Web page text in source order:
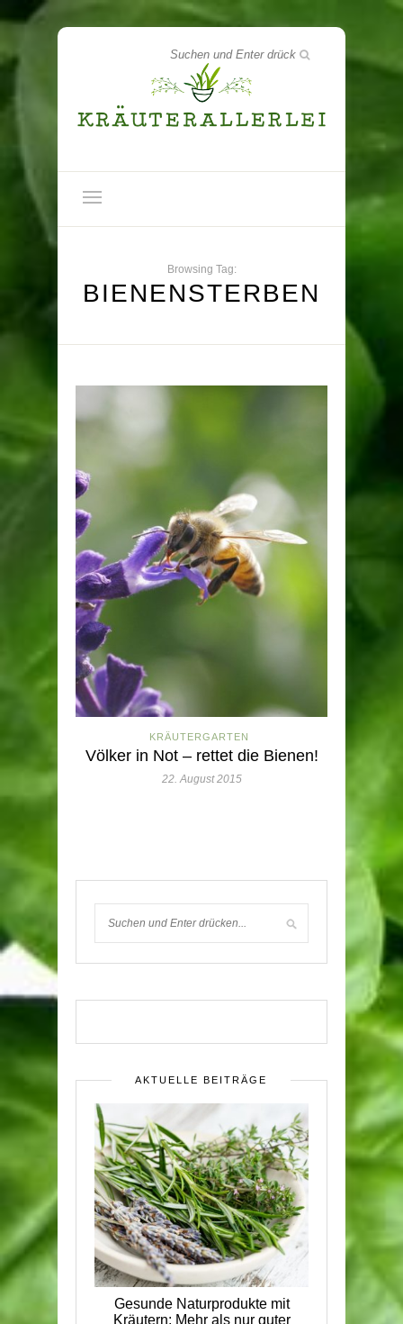
Browsing Tag:
BIENENSTERBEN
KRÄUTERGARTEN
Völker in Not – rettet die Bienen!
22. August 2015
AKTUELLE BEITRÄGE
Gesunde Naturprodukte mit
Kräutern: Mehr als nur guter